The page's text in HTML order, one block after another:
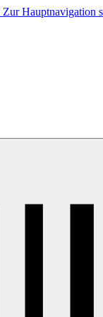
Zur Hauptnavigation